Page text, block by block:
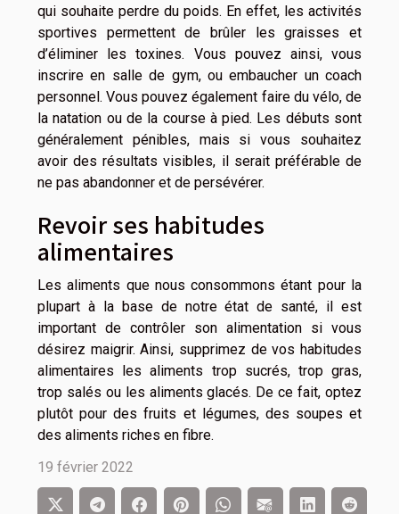
qui souhaite perdre du poids. En effet, les activités
sportives permettent de brûler les graisses et
d’éliminer les toxines. Vous pouvez ainsi, vous
inscrire en salle de gym, ou embaucher un coach
personnel. Vous pouvez également faire du vélo, de
la natation ou de la course à pied. Les débuts sont
généralement pénibles, mais si vous souhaitez
avoir des résultats visibles, il serait préférable de
ne pas abandonner et de persévérer.
Revoir ses habitudes
alimentaires
Les aliments que nous consommons étant pour la
plupart à la base de notre état de santé, il est
important de contrôler son alimentation si vous
désirez maigrir. Ainsi, supprimez de vos habitudes
alimentaires les aliments trop sucrés, trop gras,
trop salés ou les aliments glacés. De ce fait, optez
plutôt pour des fruits et légumes, des soupes et
des aliments riches en fibre.
19 février 2022